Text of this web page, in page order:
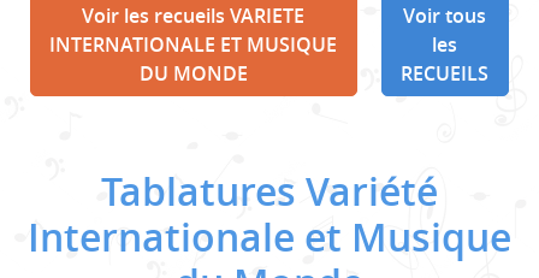
Voir les recueils VARIETE
INTERNATIONALE ET MUSIQUE
DU MONDE
Voir tous
les
RECUEILS
Tablatures Variété
Internationale et Musique